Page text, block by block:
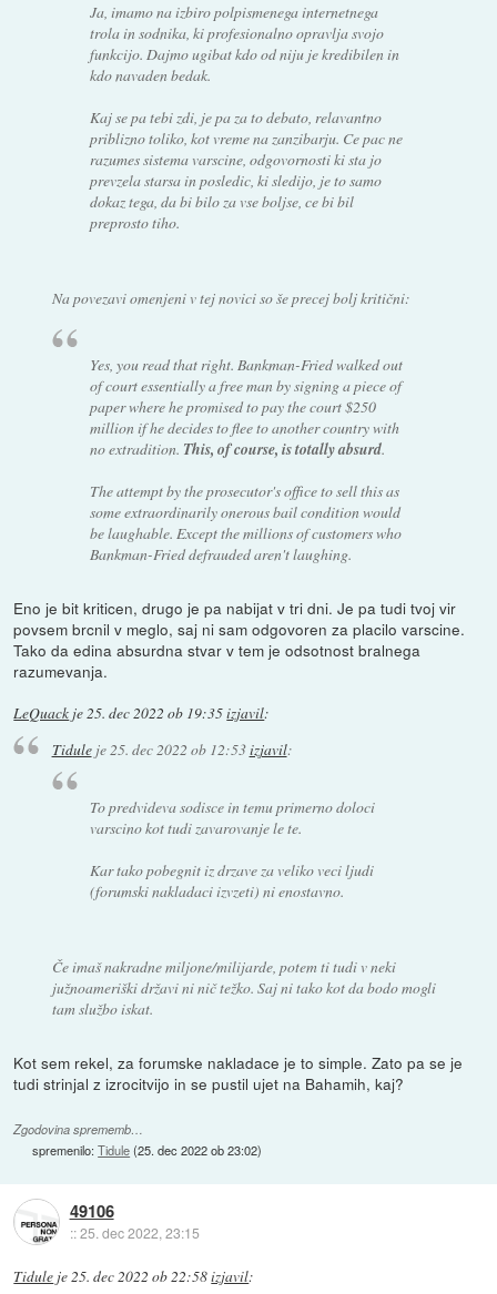
Ja, imamo na izbiro polpismenega internetnega
trola in sodnika, ki profesionalno opravlja svojo
funkcijo. Dajmo ugibat kdo od niju je kredibilen in
kdo navaden bedak.
Kaj se pa tebi zdi, je pa za to debato, relavantno
priblizno toliko, kot vreme na zanzibarju. Ce pac ne
razumes sistema varscine, odgovornosti ki sta jo
prevzela starsa in posledic, ki sledijo, je to samo
dokaz tega, da bi bilo za vse boljse, ce bi bil
preprosto tiho.
Na povezavi omenjeni v tej novici so še precej bolj kritični:
Yes, you read that right. Bankman-Fried walked out
of court essentially a free man by signing a piece of
paper where he promised to pay the court $250
million if he decides to flee to another country with
no extradition. This, of course, is totally absurd.
The attempt by the prosecutor's office to sell this as
some extraordinarily onerous bail condition would
be laughable. Except the millions of customers who
Bankman-Fried defrauded aren't laughing.
Eno je bit kriticen, drugo je pa nabijat v tri dni. Je pa tudi tvoj vir
povsem brcnil v meglo, saj ni sam odgovoren za placilo varscine.
Tako da edina absurdna stvar v tem je odsotnost bralnega
razumevanja.
LeQuack je25. dec 2022 ob 19:35izjavil:
Tiduleje25. dec 2022 ob 12:53izjavil:
To predvideva sodisce in temu primerno doloci
varscino kot tudi zavarovanje le te.
Kar tako pobegnit iz drzave za veliko veci ljudi
(forumski nakladaci izvzeti) ni enostavno.
Če imaš nakradne miljone/milijarde, potem ti tudi v neki
južnoameriški državi ni nič težko. Saj ni tako kot da bodo mogli
tam službo iskat.
Kot sem rekel, za forumske nakladace je to simple. Zato pa se je
tudi strinjal z izrocitvijo in se pustil ujet na Bahamih, kaj?
Zgodovina sprememb…
spremenilo:Tidule(25. dec 2022 ob 23:02)
49106
::25. dec 2022, 23:15
Tidule je25. dec 2022 ob 22:58izjavil: